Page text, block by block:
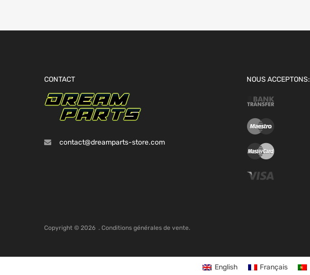
CONTACT
contact@dreamparts-store.com
NOUS ACCEPTONS:
Copyright © 2026 . Conditions générales de vente.
English Français